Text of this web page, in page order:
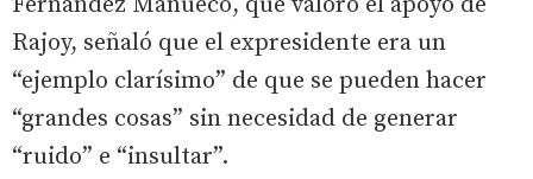
Rajoy, señaló que el expresidente era un
“ejemplo clarísimo” de que se pueden hacer
“grandes cosas” sin necesidad de generar
“ruido” e “insultar”.